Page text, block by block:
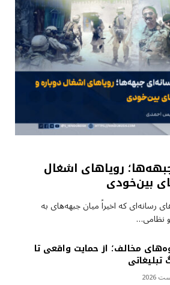
رویاهای اشغال
بین‌خودی
که اخیراً میان جبهه‌های به
نظامی…
مخالف؛ از حمایت واقعی تا
تبلیغاتی